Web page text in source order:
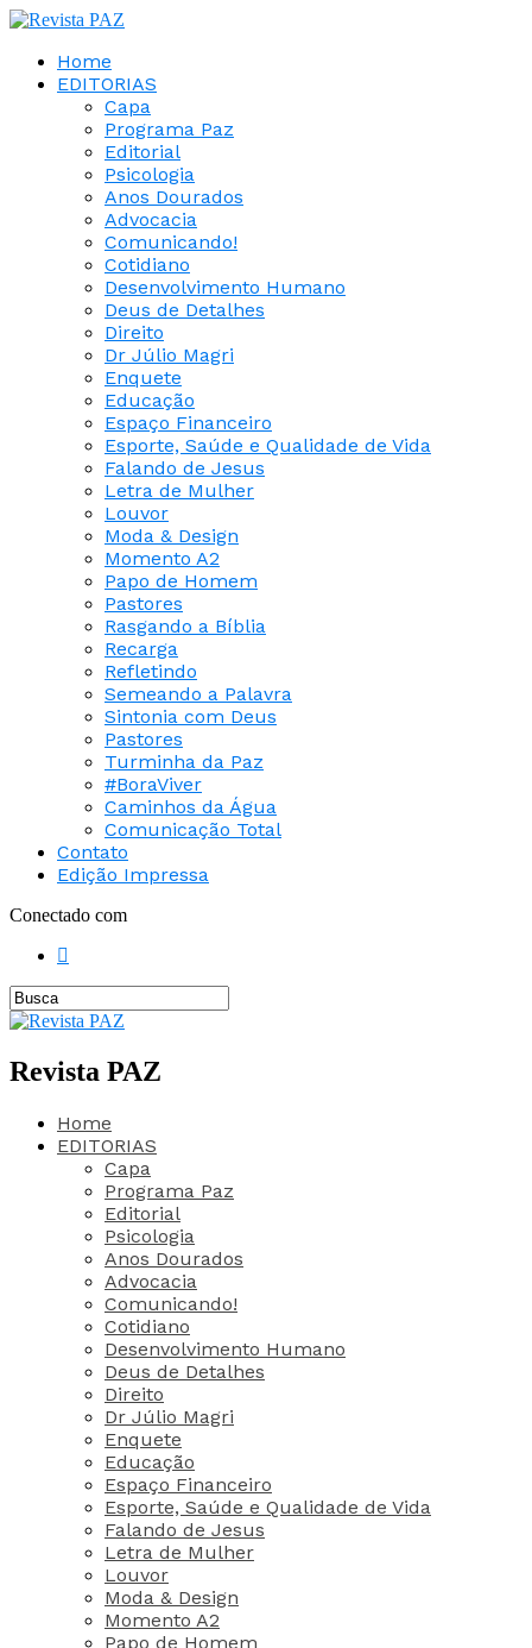
Home
EDITORIAS
Capa
Programa Paz
Editorial
Psicologia
Anos Dourados
Advocacia
Comunicando!
Cotidiano
Desenvolvimento Humano
Deus de Detalhes
Direito
Dr Júlio Magri
Enquete
Educação
Espaço Financeiro
Esporte, Saúde e Qualidade de Vida
Falando de Jesus
Letra de Mulher
Louvor
Moda & Design
Momento A2
Papo de Homem
Pastores
Rasgando a Bíblia
Recarga
Refletindo
Semeando a Palavra
Sintonia com Deus
Pastores
Turminha da Paz
#BoraViver
Caminhos da Água
Comunicação Total
Contato
Edição Impressa
Conectado com
Revista PAZ
Home
EDITORIAS
Capa
Programa Paz
Editorial
Psicologia
Anos Dourados
Advocacia
Comunicando!
Cotidiano
Desenvolvimento Humano
Deus de Detalhes
Direito
Dr Júlio Magri
Enquete
Educação
Espaço Financeiro
Esporte, Saúde e Qualidade de Vida
Falando de Jesus
Letra de Mulher
Louvor
Moda & Design
Momento A2
Papo de Homem